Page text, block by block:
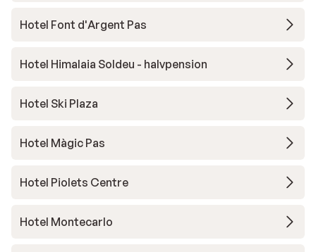
Hotel Font d'Argent Pas
Hotel Himalaia Soldeu - halvpension
Hotel Ski Plaza
Hotel Màgic Pas
Hotel Piolets Centre
Hotel Montecarlo